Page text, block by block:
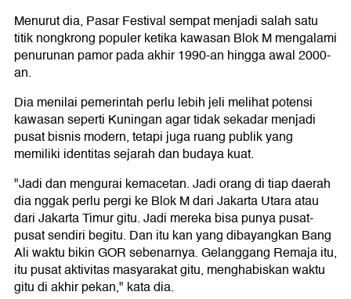
Menurut dia, Pasar Festival sempat menjadi salah satu
titik nongkrong populer ketika kawasan Blok M mengalami
penurunan pamor pada akhir 1990-an hingga awal 2000-
an.
Dia menilai pemerintah perlu lebih jeli melihat potensi
kawasan seperti Kuningan agar tidak sekadar menjadi
pusat bisnis modern, tetapi juga ruang publik yang
memiliki identitas sejarah dan budaya kuat.
"Jadi dan mengurai kemacetan. Jadi orang di tiap daerah
dia nggak perlu pergi ke Blok M dari Jakarta Utara atau
dari Jakarta Timur gitu. Jadi mereka bisa punya pusat-
pusat sendiri begitu. Dan itu kan yang dibayangkan Bang
Ali waktu bikin GOR sebenarnya. Gelanggang Remaja itu,
itu pusat aktivitas masyarakat gitu, menghabiskan waktu
gitu di akhir pekan," kata dia.